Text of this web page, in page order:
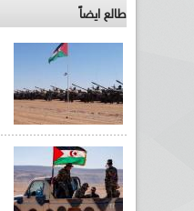
طالع ايضاً